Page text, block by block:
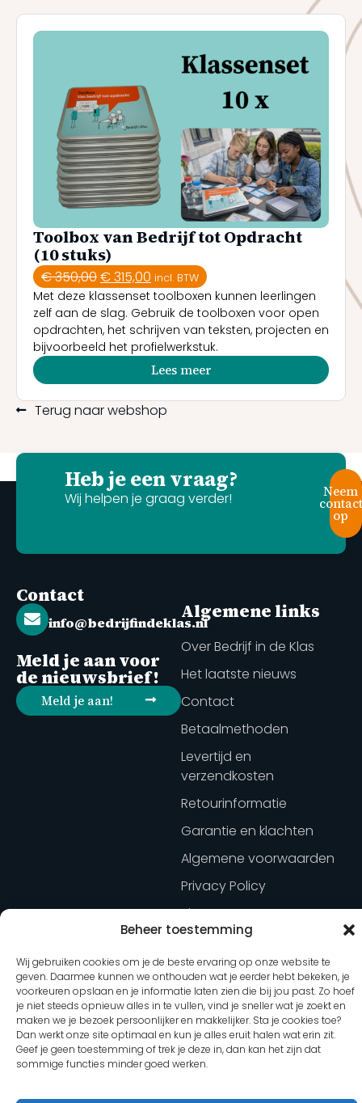
Beheer toestemming
Wij gebruiken cookies om je de beste ervaring op onze website te
geven. Daarmee kunnen we onthouden wat je eerder hebt bekeken, je
voorkeuren opslaan en je informatie laten zien die bij jou past. Zo hoef
je niet steeds opnieuw alles in te vullen, vind je sneller wat je zoekt en
maken we je bezoek persoonlijker en makkelijker. Sta je cookies toe?
Dan werkt onze site optimaal en kun je alles eruit halen wat erin zit.
Geef je geen toestemming of trek je deze in, dan kan het zijn dat
sommige functies minder goed werken.
Toolbox van Bedrijf tot Opdracht
(10 stuks)
€350,00€315,00 incl. BTW
Met deze klassenset toolboxen kunnen leerlingen
zelf aan de slag. Gebruik de toolboxen voor open
opdrachten, het schrijven van teksten, projecten en
bijvoorbeeld het profielwerkstuk.
Lees meer
Terug naar webshop
Heb je een vraag?
Wij helpen je graag verder! Neem
contact
op
Contact
info@bedrijfindeklas.nl
Meld je aan voor
de nieuwsbrief!
Meld je aan!
Algemene links
Over Bedrijf in de Klas
Het laatste nieuws
Contact
Betaalmethoden
Levertijd en
verzendkosten
Retourinformatie
Garantie en klachten
Algemene voorwaarden
Privacy Policy
Sitemap
Aankoop herroepen
Aanbod
Trainingen
Kennisbank
Webshop
Inloggen
Agenda
5 oktober 2026
van Bedrijf tot Opdracht in 1
dag (vmbo)
15 oktober 2026
Opdrachten ontwerpen met